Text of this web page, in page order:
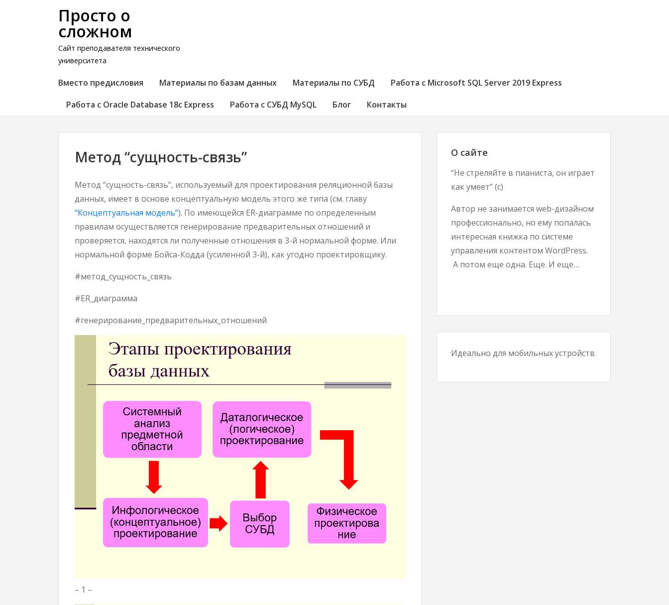
Просто о
сложном
Сайт преподавателя технического
университета
Вместо предисловия Материалы по базам данных Материалы по СУБД
Работа с Microsoft SQL Server 2019 Express
Работа с Oracle Database 18c Express
Работа с СУБД MySQL Блог Контакты
Метод “сущность-связь”
Метод “сущность-связь”, используемый для проектирования реляционной базы
данных, имеет в основе концептуальную модель этого же типа (см. главу
“Концептуальная модель”). По имеющейся ER-диаграмме по определенным
правилам осуществляется генерирование предварительных отношений и
проверяется, находятся ли полученные отношения в 3-й нормальной форме. Или
нормальной форме Бойса-Кодда (усиленной 3-й), как угодно проектировщику.
#метод_сущность_связь
#ER_диаграмма
#генерирование_предварительных_отношений
– 1 –
О сайте
“Не стреляйте в пианиста, он играет
как умеет” (с)
Автор не занимается web-дизайном
профессионально, но ему попалась
интересная книжка по системе
управления контентом WordPress.
А потом еще одна. Еще. И еще…
Идеально для мобильных устройств